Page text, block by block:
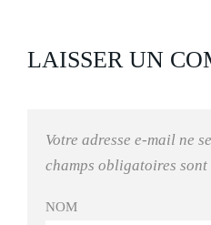
LAISSER UN
Votre adresse e-mail ne
champs obligatoires
NOM